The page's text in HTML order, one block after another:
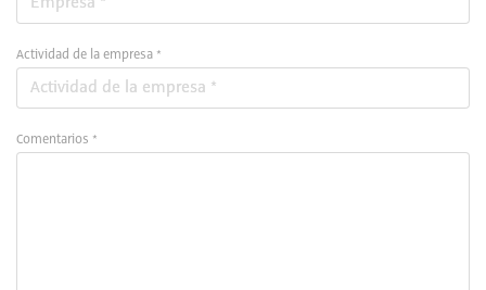
Actividad de la empresa *
Comentarios *